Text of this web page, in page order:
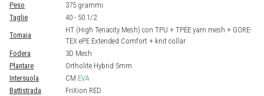
Peso
375 grammi
Taglie
40 - 50 1/2
Tomaia
HT (High Tenacity Mesh) con TPU + TPEE yarn mesh + GORE-
TEX ePE Extended Comfort + knit collar
Fodera
3D Mesh
Plantare
Ortholite Hybrid 5mm
Intersuola
CM EVA
Battistrada
FriXion RED